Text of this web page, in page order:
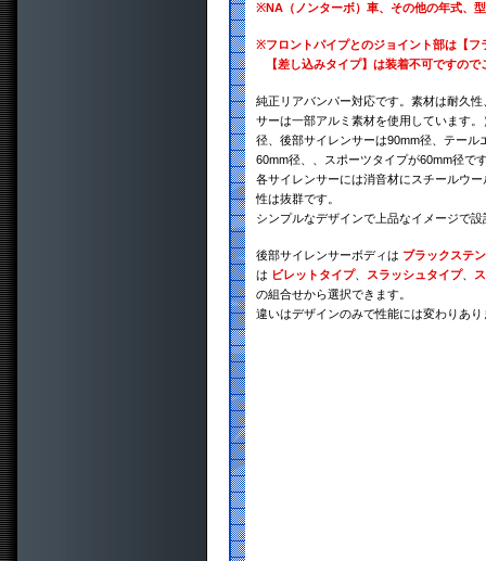
※NA（ノンターボ）車、その他の年式、
※フロントパイプとのジョイント部は【
【差し込みタイプ】は装着不可ですの
純正リアバンパー対応です。素材は耐久
サーは一部アルミ素材を使用しています
径、後部サイレンサーは90mm径、テー
60mm径、、スポーツタイプが60mm径で
各サイレンサーには消音材にスチールウ
性は抜群です。
シンプルなデザインで上品なイメージで
後部サイレンサーボディは ブラックステ
は ビレットタイプ、 スラッシュタイプ、
の組合せから選択できます。
違いはデザインのみで性能には変わりあ